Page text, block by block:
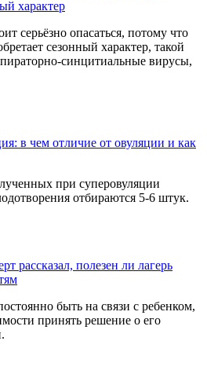
характер
серьёзно опасаться, потому что
сезонный характер, такой
синцитиальные вирусы,
в чем отличие от овуляции и как
при суперовуляции
отбираются 5-6 штук.
рассказал, полезен ли лагерь
быть на связи с ребенком,
принять решение о его